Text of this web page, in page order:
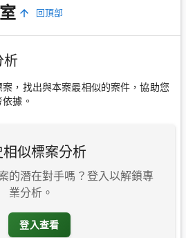
回頂部
析
，找出與本案最相似的案件，協助您
據。
似標案分析
的潛在對手嗎？登入以解鎖專
業分析。
登入查看